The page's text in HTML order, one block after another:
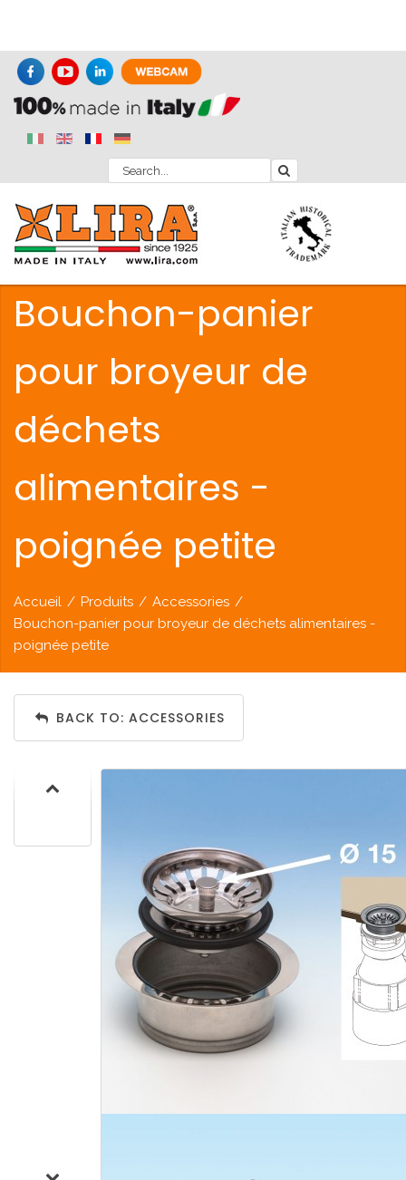
Bouchon-panier
pour broyeur de
déchets
alimentaires -
poignée petite
Accueil / Produits / Accessories /
Bouchon-panier pour broyeur de déchets alimentaires -
poignée petite
BACK TO: ACCESSORIES